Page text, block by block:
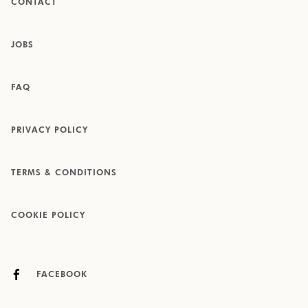
CONTACT
JOBS
FAQ
PRIVACY POLICY
TERMS & CONDITIONS
COOKIE POLICY
FACEBOOK